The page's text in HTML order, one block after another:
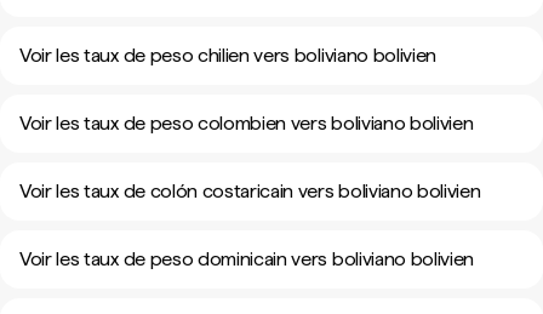
Voir les taux de peso chilien vers boliviano bolivien
Voir les taux de peso colombien vers boliviano bolivien
Voir les taux de colón costaricain vers boliviano bolivien
Voir les taux de peso dominicain vers boliviano bolivien